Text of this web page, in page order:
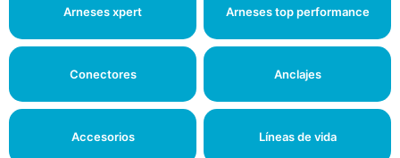
Arneses xpert Arneses top performance
Conectores Anclajes
Accesorios Líneas de vida